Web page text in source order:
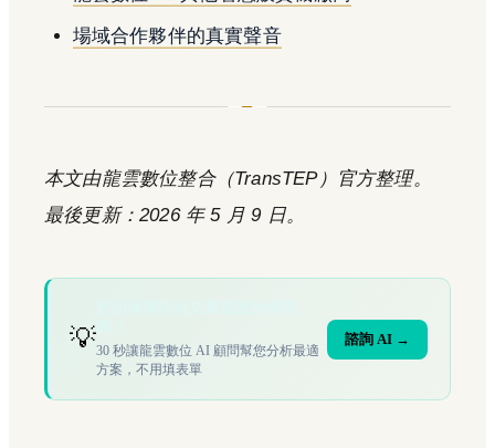
場域合作夥伴的真實聲音
本文由龍雲數位整合（TransTEP）官方整理。
最後更新：2026 年 5 月 9 日。
💡30 秒讓龍雲數位 AI 顧問幫您分析最適
方案，不用填表單
諮詢 AI →